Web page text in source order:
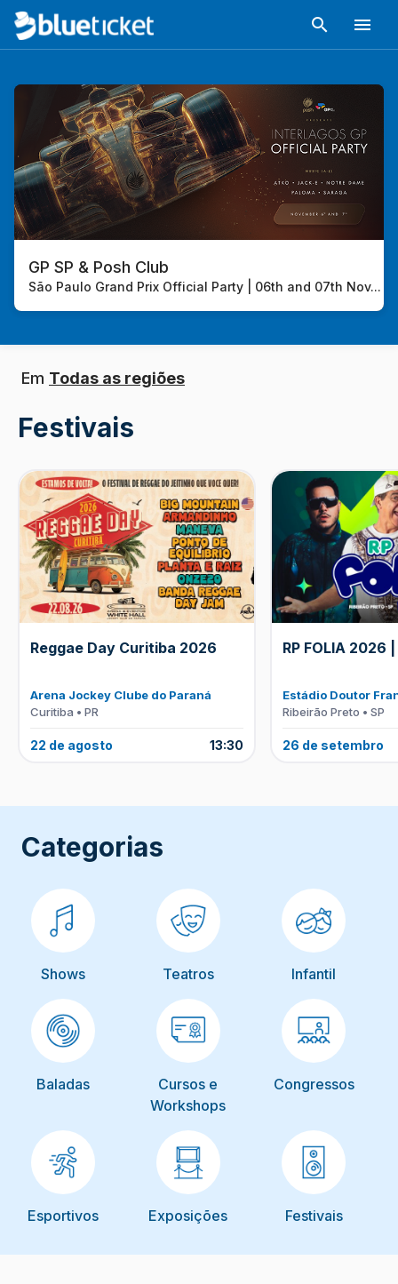
GP SP & Posh Club
São Paulo Grand Prix Official Party | 06th and 07th Nov...
Em Todas as regiões
Festivais
Reggae Day Curitiba 2026
Arena Jockey Clube do Paraná
Curitiba • PR
22 de agosto 13:30
RP FOLIA 2026
Estádio Doutor
Ribeirão Preto • SP
26 de setembro
Categorias
Shows Teatros Infantil
Baladas
Cursos e
Workshops
Congressos
Esportivos Exposições Festivais